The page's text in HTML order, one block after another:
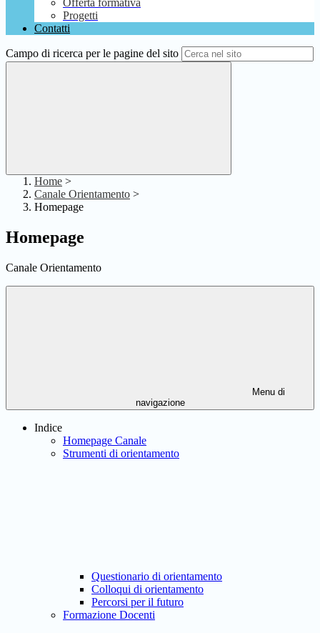
Offerta formativa
Progetti
Contatti
Campo di ricerca per le pagine del sito
Home >
Canale Orientamento >
Homepage
Homepage
Canale Orientamento
Menu di
navigazione
Indice
Homepage Canale
Strumenti di orientamento
Questionario di orientamento
Colloqui di orientamento
Percorsi per il futuro
Formazione Docenti